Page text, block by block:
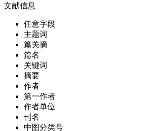
文献信息
任意字段
主题词
篇关摘
篇名
关键词
摘要
作者
第一作者
作者单位
刊名
中图分类号